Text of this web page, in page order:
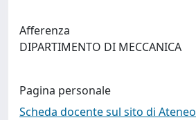
Afferenza
DIPARTIMENTO DI MECCANICA
Pagina personale
Scheda docente sul sito di Ateneo